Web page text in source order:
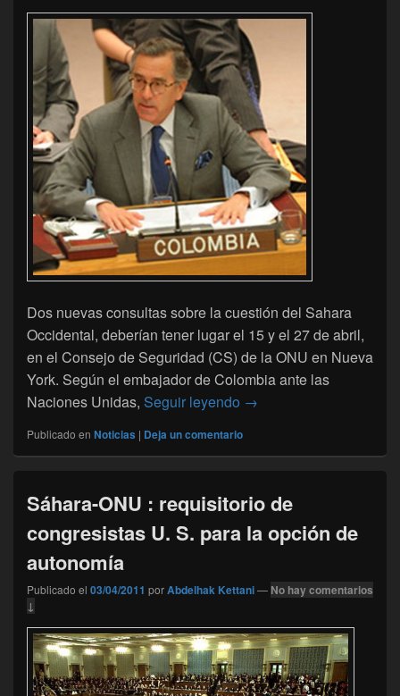
Dos nuevas consultas sobre la cuestión del Sahara
Occidental, deberían tener lugar el 15 y el 27 de abril,
en el Consejo de Seguridad (CS) de la ONU en Nueva
York. Según el embajador de Colombia ante las
Naciones Unidas, Seguir leyendo Sàhara-Naciones
→
Publicado en Noticias | Deja un comentario
Sáhara-ONU : requisitorio de
congresistas U. S. para la opción de
autonomía
Publicado el 03/04/2011 porAbdelhak Kettani— No hay comentarios
↓